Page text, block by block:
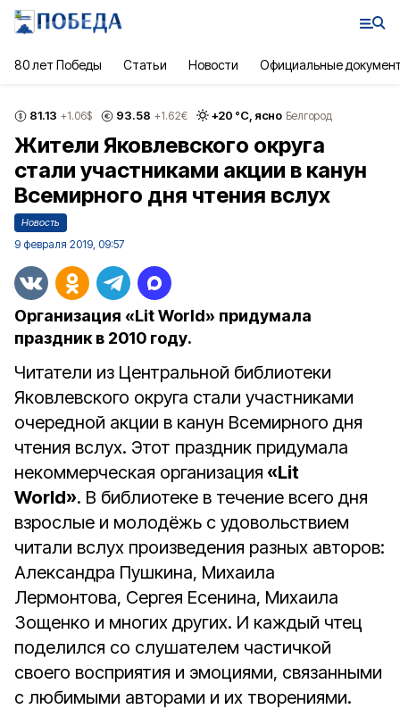
80 лет Победы Статьи Новости Официальные
81.13 +1.06$ 93.58 +1.62€ +20 °С, ясно Белгород
Жители Яковлевского округа
стали участниками акции в канун
Всемирного дня чтения вслух
Новость
9 февраля 2019, 09:57
Организация «Lit World» придумала
праздник в 2010 году.
Читатели из Центральной библиотеки
Яковлевского округа стали участниками
очередной акции в канун Всемирного дня
чтения вслух. Этот праздник придумала
некоммерческая организация «Lit
World». В библиотеке в течение всего дня
взрослые и молодёжь с удовольствием
читали вслух произведения разных авторов:
Александра Пушкина, Михаила
Лермонтова, Сергея Есенина, Михаила
Зощенко и многих других. И каждый чтец
поделился со слушателем частичкой
своего восприятия и эмоциями, связанными
с любимыми авторами и их творениями.